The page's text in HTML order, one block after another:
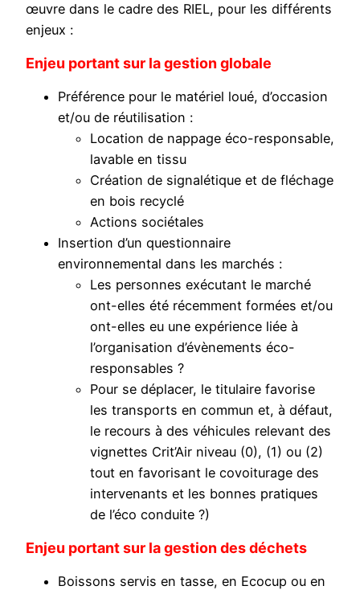
œuvre dans le cadre des RIEL, pour les différents
enjeux :
Enjeu portant sur la gestion globale
Préférence pour le matériel loué, d’occasion
et/ou de réutilisation :
Location de nappage éco-responsable,
lavable en tissu
Création de signalétique et de fléchage
en bois recyclé
Actions sociétales
Insertion d’un questionnaire
environnemental dans les marchés :
Les personnes exécutant le marché
ont-elles été récemment formées et/ou
ont-elles eu une expérience liée à
l’organisation d’évènements éco-
responsables ?
Pour se déplacer, le titulaire favorise
les transports en commun et, à défaut,
le recours à des véhicules relevant des
vignettes Crit’Air niveau (0), (1) ou (2)
tout en favorisant le covoiturage des
intervenants et les bonnes pratiques
de l’éco conduite ?)
Enjeu portant sur la gestion des déchets
Boissons servis en tasse, en Ecocup ou en